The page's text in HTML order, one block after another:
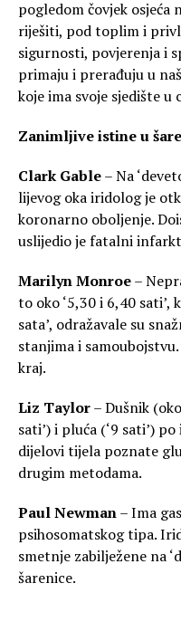
pogledom čovjek osjeća
riješiti, pod toplim i
sigurnosti, povjerenja i
primaju i prerađuju u
koje ima svoje sjedište
Zanimljive istine u
Clark Gable– Na
lijevog oka iridolog je
koronarno oboljenje.
uslijedio je fatalni
Marilyn Monroe–
to oko ‘5,30 i 6,40 sati’,
sata’, odražavale su
stanjima i
kraj.
Liz Taylor– Dušnik
sati’) i pluća (‘9 sati’)
dijelovi tijela poznate
drugim metodama.
Paul Newman– Ima
psihosomatskog tipa.
smetnje zabilježene na
šarenice.